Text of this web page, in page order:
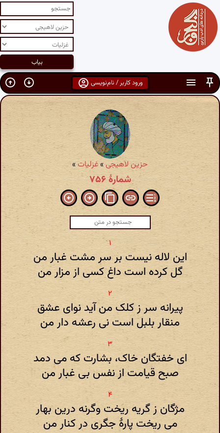
ورود کاربر / نام‌نویسی
حزین لاهیجی»غزلیات »
شمارهٔ ۷۵۶
این لاله نیست بر سر مشت غبار من
گل کرده است داغ کسی از مزار من
پیرانه سر ز کلک من آید نوای عشق
منقار بلبل است نی رعشه دار من
ای خفتگان خاک، بشارت که می دمد
صبح قیامت از نفس بی غبار من
مژگان ز گریه ریخت وگرنه درین بهار
می ریخت پارهٔ جگری در کنار من